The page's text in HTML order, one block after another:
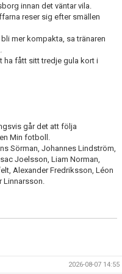
innan det väntar vila.
reser sig efter smällen
mer kompakta, sa tränaren
ha fått sitt tredje gula kort i
går det att följa
Min fotboll.
Sörman, Johannes Lindström,
Joelsson, Liam Norman,
Alexander Fredriksson, Léon
Linnarsson.
2026-08-07 14:55